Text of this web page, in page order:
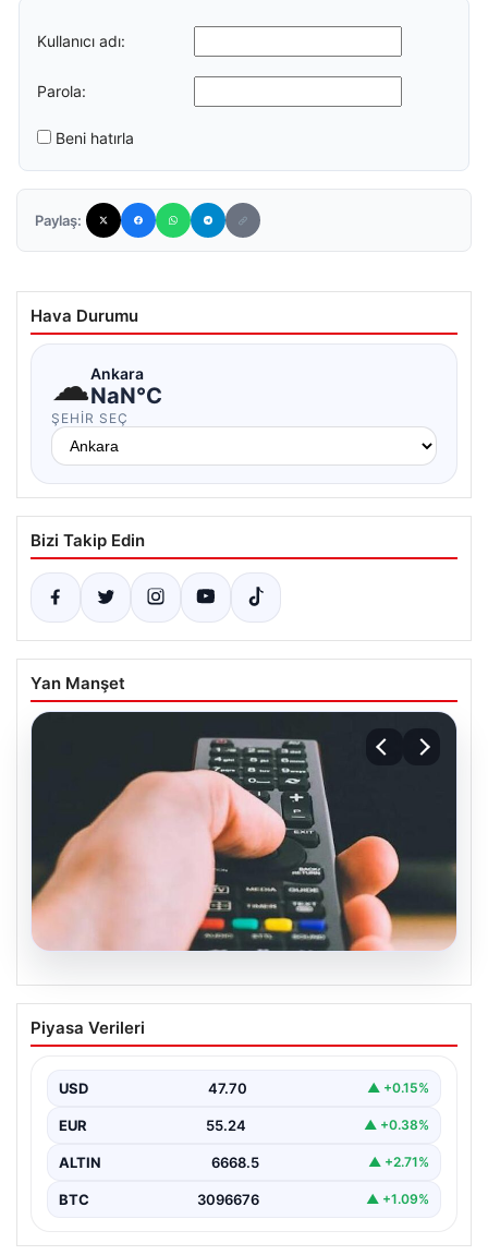
Kullanıcı adı:
Parola:
Beni hatırla
Paylaş:
Hava Durumu
☁Ankara
NaN°C
ŞEHIR SEÇ
Bizi Takip Edin
Yan Manşet
Türksat 3A Uydu Hizmetlerine Son
Dönem Uyarısı: Kanal Güncellemeleri
Türksat 3A uydusu, uzun yıllar boyunca Türkiye'nin
Piyasa Verileri
USD 47.70 ▲ +0.15%
EUR 55.24 ▲ +0.38%
ALTIN 6668.5 ▲ +2.71%
BTC 3096676 ▲ +1.09%